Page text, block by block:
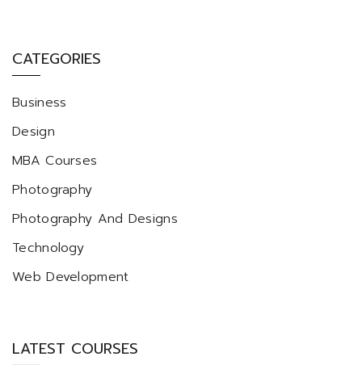
CATEGORIES
Business
Design
MBA Courses
Photography
Photography And Designs
Technology
Web Development
LATEST COURSES